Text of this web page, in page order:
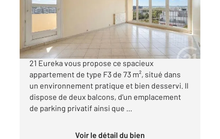
Appartement F3 à vendre
199 900 €
VOUS AIMEZ LES BEAUX VOLUMES ? CENTURY
21 Eureka vous propose ce spacieux
appartement de type F3 de 73 m², situé dans
un environnement pratique et bien desservi. Il
dispose de deux balcons, d'un emplacement
de parking privatif ainsi que ...
Voir le détail du bien